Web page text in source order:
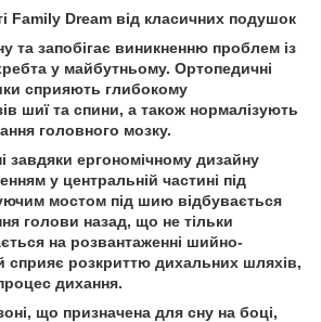
Family Dream від класичних подушок
та запобігає виникненню проблем із
у майбутньому. Ортопедичні
сприяють глибокому
шиї та спини, а також нормалізують
головного мозку.
завдяки ергономічному дизайну
у центральній частині під
мостом під шию відбувається
голови назад, що не тільки
на розвантаженні шийно-
сприяє розкриттю дихальних шляхів,
дихання.
що призначена для сну на боці,